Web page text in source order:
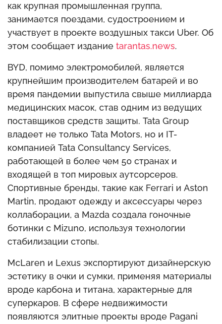
как крупная промышленная группа,
занимается поездами, судостроением и
участвует в проекте воздушных такси Uber. Об
этом сообщает издание tarantas.news.
BYD, помимо электромобилей, является
крупнейшим производителем батарей и во
время пандемии выпустила свыше миллиарда
медицинских масок, став одним из ведущих
поставщиков средств защиты. Tata Group
владеет не только Tata Motors, но и IT-
компанией Tata Consultancy Services,
работающей в более чем 50 странах и
входящей в топ мировых аутсорсеров.
Спортивные бренды, такие как Ferrari и Aston
Martin, продают одежду и аксессуары через
коллаборации, а Mazda создала гоночные
ботинки с Mizuno, используя технологии
стабилизации стопы.
McLaren и Lexus экспортируют дизайнерскую
эстетику в очки и сумки, применяя материалы
вроде карбона и титана, характерные для
суперкаров. В сфере недвижимости
появляются элитные проекты вроде Pagani